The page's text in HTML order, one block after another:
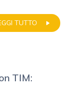
TUTTO
TIM: